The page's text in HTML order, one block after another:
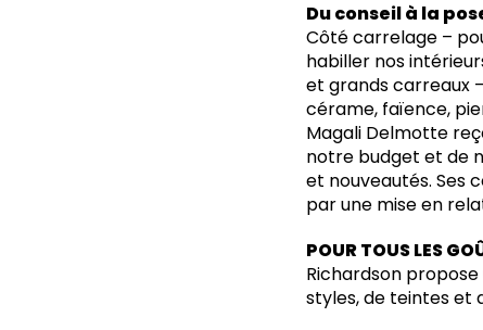
Du conseil à la
Côté carrelage –
habiller nos
et grands carreaux
cérame, faïence,
Magali Delmotte
notre budget et de
et nouveautés. Ses
par une mise en
POUR TOUS LES
Richardson
styles, de teintes et